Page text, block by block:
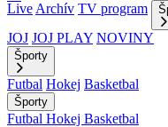
Live Archív TV program
JOJ JOJ PLAY NOVINY
Športy
Futbal Hokej Basketbal
Športy
Futbal Hokej Basketbal